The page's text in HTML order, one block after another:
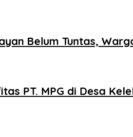
Belum Tuntas,
PT. MPG di Desa